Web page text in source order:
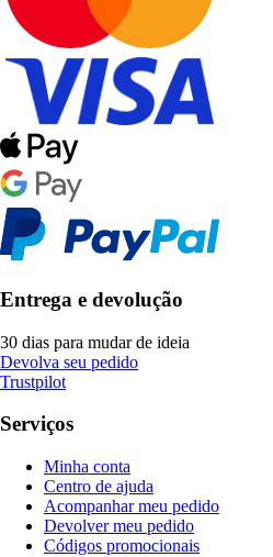
Entrega e devolução
30 dias para mudar de ideia
Devolva seu pedido
Trustpilot
Serviços
Minha conta
Centro de ajuda
Acompanhar meu pedido
Devolver meu pedido
Códigos promocionais